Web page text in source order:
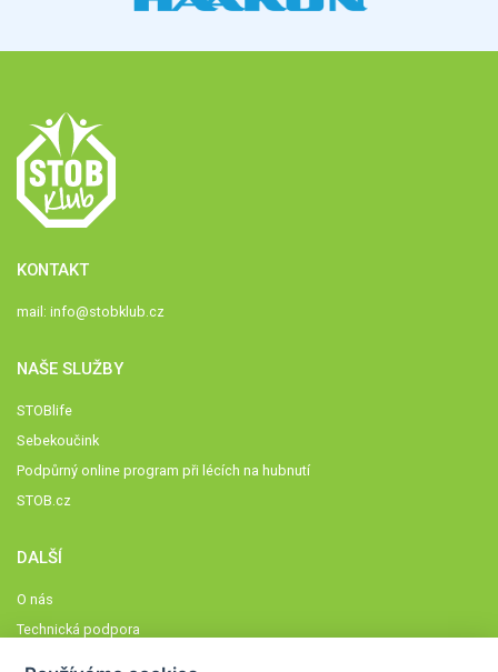
KONTAKT
mail: info@stobklub.cz
NAŠE SLUŽBY
STOBlife
Sebekoučink
Podpůrný online program při lécích na hubnutí
STOB.cz
DALŠÍ
O nás
Technická podpora